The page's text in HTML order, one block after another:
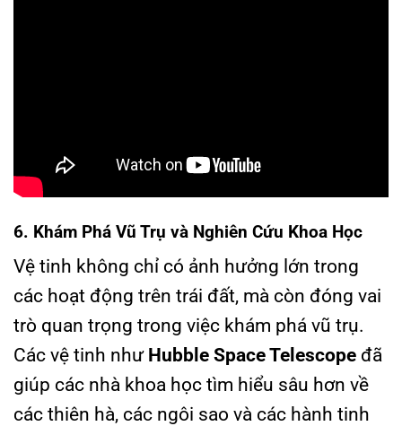
6. Khám Phá Vũ Trụ và Nghiên Cứu Khoa Học
Vệ tinh không chỉ có ảnh hưởng lớn trong
các hoạt động trên trái đất, mà còn đóng vai
trò quan trọng trong việc khám phá vũ trụ.
Các vệ tinh như Hubble Space Telescope đã
giúp các nhà khoa học tìm hiểu sâu hơn về
các thiên hà, các ngôi sao và các hành tinh